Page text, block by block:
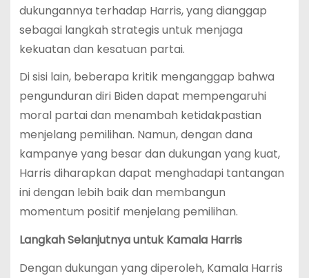
dukungannya terhadap Harris, yang dianggap
sebagai langkah strategis untuk menjaga
kekuatan dan kesatuan partai.
Di sisi lain, beberapa kritik menganggap bahwa
pengunduran diri Biden dapat mempengaruhi
moral partai dan menambah ketidakpastian
menjelang pemilihan. Namun, dengan dana
kampanye yang besar dan dukungan yang kuat,
Harris diharapkan dapat menghadapi tantangan
ini dengan lebih baik dan membangun
momentum positif menjelang pemilihan.
Langkah Selanjutnya untuk Kamala Harris
Dengan dukungan yang diperoleh, Kamala Harris